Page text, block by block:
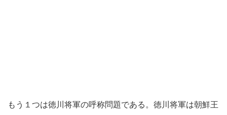
もう１つは徳川将軍の呼称問題である。徳川将軍は朝鮮王